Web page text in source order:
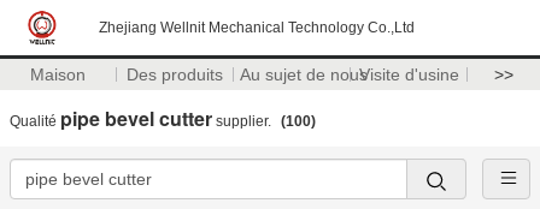
Zhejiang Wellnit Mechanical Technology Co.,Ltd
Maison Des produits Au sujet de nousVisite d'usine >>
Qualité pipe bevel cutter supplier. (100)